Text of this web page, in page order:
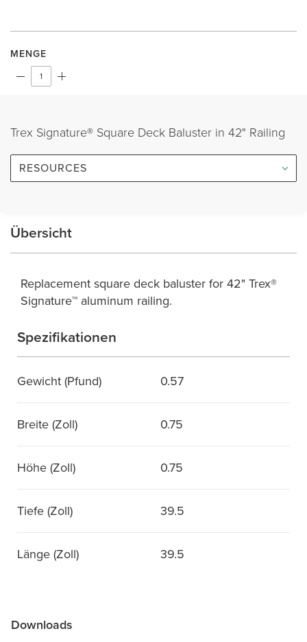
MENGE
Trex Signature® Square Deck Baluster in 42" Railing
RESOURCES
Übersicht
Replacement square deck baluster for 42" Trex®
Signature™ aluminum railing.
Spezifikationen
Gewicht (Pfund) 0.57
Breite (Zoll) 0.75
Höhe (Zoll) 0.75
Tiefe (Zoll) 39.5
Länge (Zoll) 39.5
Downloads